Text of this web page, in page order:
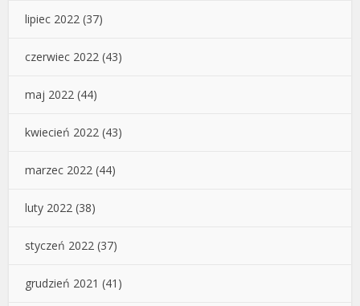
lipiec 2022 (37)
czerwiec 2022 (43)
maj 2022 (44)
kwiecień 2022 (43)
marzec 2022 (44)
luty 2022 (38)
styczeń 2022 (37)
grudzień 2021 (41)